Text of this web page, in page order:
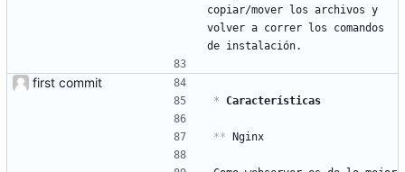
copiar/mover los archivos y
volver a correr los comandos
de instalación.
first commit
* Características
** Nginx